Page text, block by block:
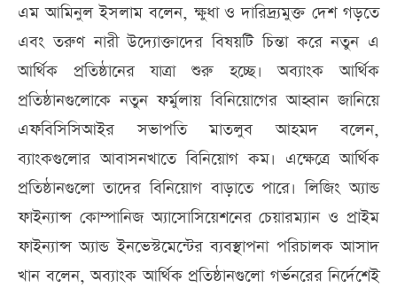
এম আমিনুল ইসলাম বলেন, ক্ষুধা ও দারিদ্র্যমুক্ত দেশ গড়তে
এবং তরুণ নারী উদ্যোক্তাদের বিষয়টি চিন্তা করে নতুন এ
আর্থিক প্রতিষ্ঠানের যাত্রা শুরু হচ্ছে। অব্যাংক আর্থিক
প্রতিষ্ঠানগুলোকে নতুন ফর্ম‍ুলায় বিনিয়োগের আহ্বান জানিয়ে
এফবিসিসিআইর সভাপতি মাতলুব আহমদ বলেন,
ব্যাংকগুলোর আবাসনখাতে বিনিয়োগ কম। এক্ষেত্রে আর্থিক
প্রতিষ্ঠানগুলো তাদের বিনিয়োগ বাড়াতে পারে। লিজিং অ্যান্ড
ফাইন্যান্স কোম্পানিজ অ্যাসোসিয়েশনের চেয়ারম্যান ও প্রাইম
ফাইন্যান্স অ্যান্ড ইনভেস্টমেন্টের ব্যবস্থাপনা পরিচালক আসাদ
খান বলেন, অব্যাংক আর্থিক প্রতিষ্ঠানগুলো গর্ভনরের নির্দেশেই